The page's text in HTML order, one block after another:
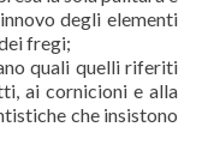
degli elementi
fregi;
quali quelli riferiti
ai cornicioni e alla
che insistono